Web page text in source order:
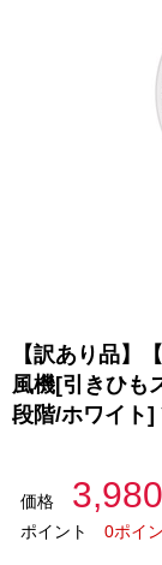
【訳あり品】
風機[引きひも
段階/ホワイト]
価格
ポイント
0ポイ